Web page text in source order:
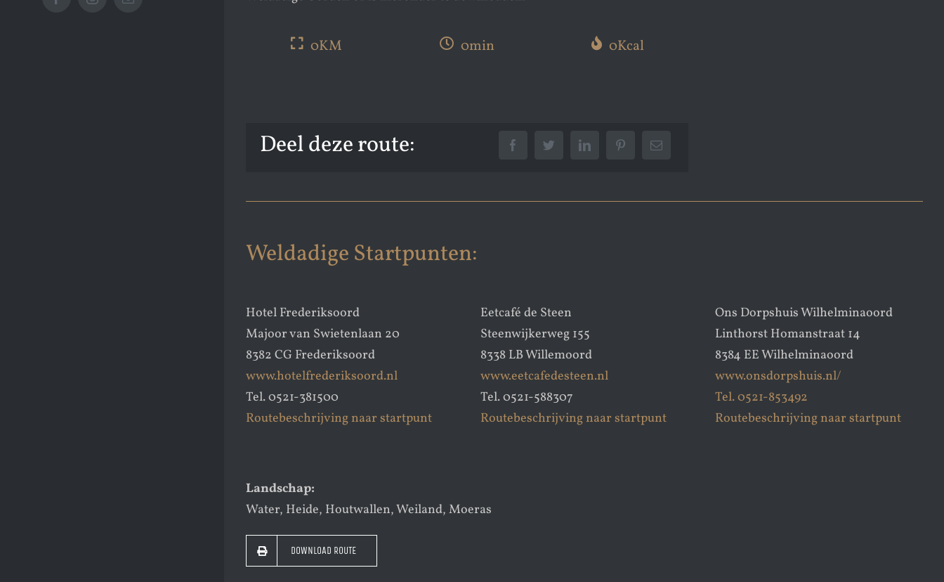
FacebookInstagram
E-
0KM 0min 0Kcal
Deel deze route:
Weldadige Startpunten:
Hotel Frederiksoord
Majoor van Swietenlaan 20
8382 CG Frederiksoord
www.hotelfrederiksoord.nl
Tel. 0521-381500
Routebeschrijving naar startpunt
Eetcafé de Steen
Steenwijkerweg 155
8338 LB Willemoord
www.eetcafedesteen.nl
Tel. 0521-588307
Routebeschrijving naar startpunt
Ons Dorpshuis Wilhelminaoord
Linthorst Homanstraat 14
8384 EE Wilhelminaoord
www.onsdorpshuis.nl/
Tel. 0521-853492
Routebeschrijving naar startpunt
Landschap:
Water, Heide, Houtwallen, Weiland, Moeras
DOWNLOAD ROUTE